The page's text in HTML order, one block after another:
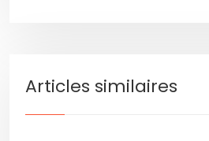
Articles similaires